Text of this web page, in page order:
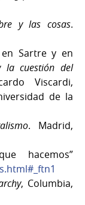
y las cosas.
en Sartre y en
la cuestión del
Viscardi,
de la
. Madrid,
hacemos”
, Columbia,